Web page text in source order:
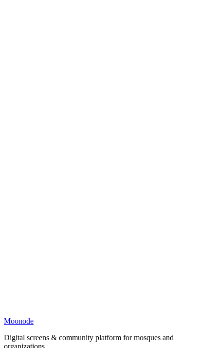
Moonode
Digital screens & community platform for mosques and
organizations.